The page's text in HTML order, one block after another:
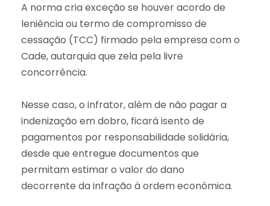
A norma cria exceção se houver acordo de
leniência ou termo de compromisso de
cessação (TCC) firmado pela empresa com o
Cade, autarquia que zela pela livre
concorrência.
Nesse caso, o infrator, além de não pagar a
indenização em dobro, ficará isento de
pagamentos por responsabilidade solidária,
desde que entregue documentos que
permitam estimar o valor do dano
decorrente da infração à ordem econômica.